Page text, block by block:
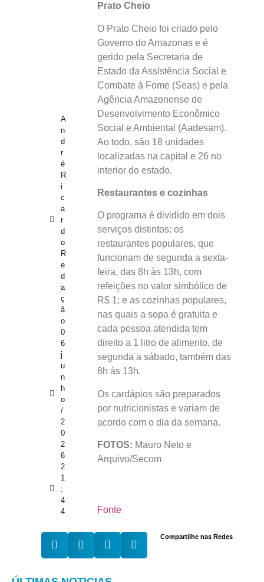
A
n
d
r
é
R
i
c
a
r
d
o
R
e
d
a
ç
ã
o
0
6
j
u
n
h
o
/
2
0
2
6
2
1
:
4
4
Prato Cheio
O Prato Cheio foi criado pelo
Governo do Amazonas e é
gerido pela Secretaria de
Estado da Assistência Social e
Combate à Fome (Seas) e pela
Agência Amazonense de
Desenvolvimento Econômico
Social e Ambiental (Aadesam).
Ao todo, são 18 unidades
localizadas na capital e 26 no
interior do estado.
Restaurantes e cozinhas
O programa é dividido em dois
serviços distintos: os
restaurantes populares, que
funcionam de segunda a sexta-
feira, das 8h às 13h, com
refeições no valor simbólico de
R$ 1; e as cozinhas populares,
nas quais a sopa é gratuita e
cada pessoa atendida tem
direito a 1 litro de alimento, de
segunda a sábado, também das
8h às 13h.
Os cardápios são preparados
por nutricionistas e variam de
acordo com o dia da semana.
FOTOS: Mauro Neto e
Arquivo/Secom
Fonte
Compartilhe nas Redes